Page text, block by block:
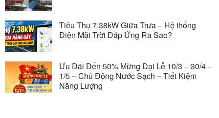
Tiêu Thụ 7.38kW Giữa Trưa – Hệ thống
Điện Mặt Trời Đáp Ứng Ra Sao?
Ưu Đãi Đến 50% Mừng Đại Lễ 10/3 – 30/4 –
1/5 – Chủ Động Nước Sạch – Tiết Kiệm
Năng Lượng